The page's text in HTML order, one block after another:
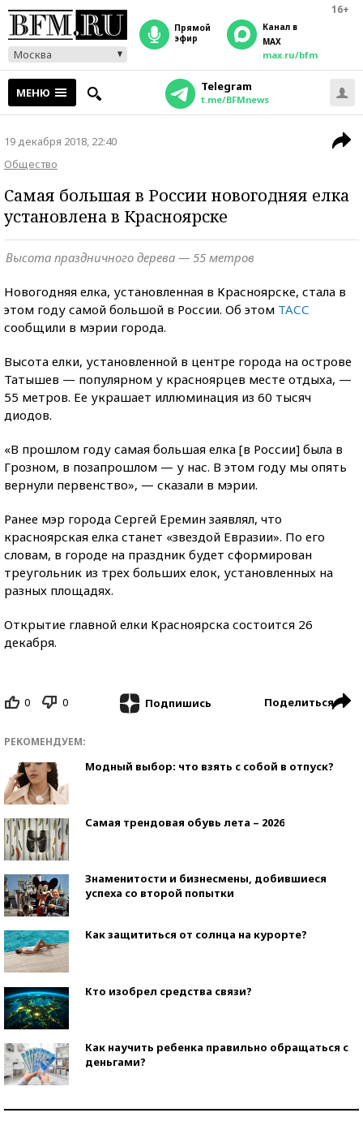
16+
Москва
прямой
эфир
Канал в
MAX
max.ru/bfm
МЕНЮ Telegram
t.me/BFMnews
19 декабря 2018, 22:40
Общество
Самая большая в России новогодняя елка
установлена в Красноярске
Высота праздничного дерева — 55 метров
Новогодняя елка, установленная в Красноярске, стала в
этом году самой большой в России. Об этом ТАСС
сообщили в мэрии города.
Высота елки, установленной в центре города на острове
Татышев — популярном у красноярцев месте отдыха, —
55 метров. Ее украшает иллюминация из 60 тысяч
диодов.
«В прошлом году самая большая елка [в России] была в
Грозном, в позапрошлом — у нас. В этом году мы опять
вернули первенство», — сказали в мэрии.
Ранее мэр города Сергей Еремин заявлял, что
красноярская елка станет «звездой Евразии». По его
словам, в городе на праздник будет сформирован
треугольник из трех больших елок, установленных на
разных площадях.
Открытие главной елки Красноярска состоится 26
декабря.
0 0 Подпишись Поделиться
РЕКОМЕНДУЕМ:
Модный выбор: что взять с собой в отпуск?
Самая трендовая обувь лета – 2026
Знаменитости и бизнесмены, добившиеся
успеха со второй попытки
Как защититься от солнца на курорте?
Кто изобрел средства связи?
Как научить ребенка правильно обращаться с
деньгами?